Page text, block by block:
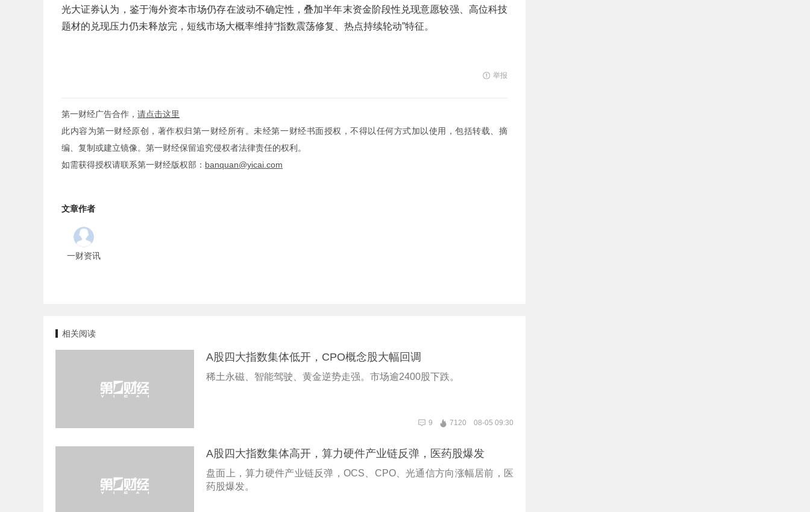
光大证券认为，鉴于海外资本市场仍存在波动不确定性，叠加半年末资金阶段性兑现意愿较强、高位科技
题材的兑现压力仍未释放完，短线市场大概率维持“指数震荡修复、热点持续轮动”特征。
举报
第一财经广告合作， 请点击这里
此内容为第一财经原创，著作权归第一财经所有。未经第一财经书面授权，不得以任何方式加以使用，包括转载、摘
编、复制或建立镜像。第一财经保留追究侵权者法律责任的权利。
如需获得授权请联系第一财经版权部： banquan@yicai.com
文章作者
一财资讯
相关阅读
A股四大指数集体低开，CPO概念股大幅回调
稀土永磁、智能驾驶、黄金逆势走强。市场逾2400股下跌。
9 7120 08-05 09:30
A股四大指数集体高开，算力硬件产业链反弹，医药股爆发
盘面上，算力硬件产业链反弹，OCS、CPO、光通信方向涨幅居前，医
药股爆发。